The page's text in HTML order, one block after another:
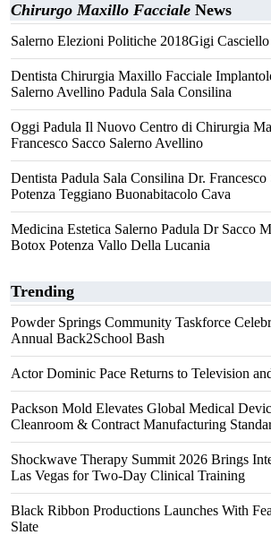
Chirurgo Maxillo Facciale News
Salerno Elezioni Politiche 2018Gigi
Dentista Chirurgia Maxillo Facciale
Salerno Avellino Padula Sala Consilina
Oggi Padula Il Nuovo Centro di Chirurgia
Francesco Sacco Salerno Avellino
Dentista Padula Sala Consilina Dr.
Potenza Teggiano Buonabitacolo Cava
Medicina Estetica Salerno Padula Dr Sacco
Botox Potenza Vallo Della Lucania
Trending
Powder Springs Community Taskforce
Annual Back2School Bash
Actor Dominic Pace Returns to Television
Packson Mold Elevates Global Medical
Cleanroom & Contract Manufacturing
Shockwave Therapy Summit 2026 Brings
Las Vegas for Two-Day Clinical Training
Black Ribbon Productions Launches With
Slate